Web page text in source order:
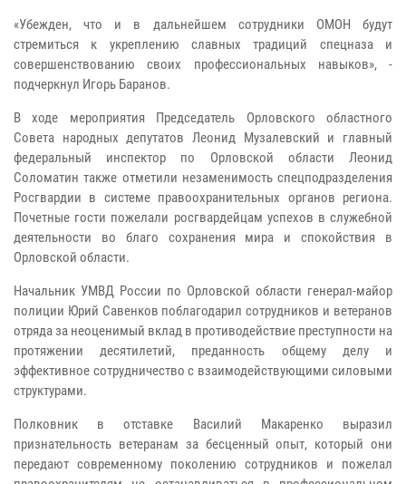
«Убежден, что и в дальнейшем сотрудники ОМОН будут
стремиться к укреплению славных традиций спецназа и
совершенствованию своих профессиональных навыков», -
подчеркнул Игорь Баранов.
В ходе мероприятия Председатель Орловского областного
Совета народных депутатов Леонид Музалевский и главный
федеральный инспектор по Орловской области Леонид
Соломатин также отметили незаменимость спецподразделения
Росгвардии в системе правоохранительных органов региона.
Почетные гости пожелали росгвардейцам успехов в служебной
деятельности во благо сохранения мира и спокойствия в
Орловской области.
Начальник УМВД России по Орловской области генерал-майор
полиции Юрий Савенков поблагодарил сотрудников и ветеранов
отряда за неоценимый вклад в противодействие преступности на
протяжении десятилетий, преданность общему делу и
эффективное сотрудничество с взаимодействующими силовыми
структурами.
Полковник в отставке Василий Макаренко выразил
признательность ветеранам за бесценный опыт, который они
передают современному поколению сотрудников и пожелал